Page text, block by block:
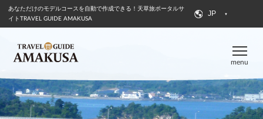
あなただけのモデルコースを自動で作成できる！ 天草旅ポータルサ
イトTRAVEL GUIDE AMAKUSA
JP
menu